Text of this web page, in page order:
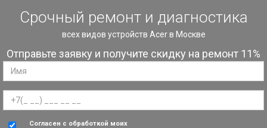
Срочный ремонт и диагностика
всех видов устройств Acer в Москве
Отправьте заявку и получите скидку на ремонт 11%
Согласен с обработкой моих